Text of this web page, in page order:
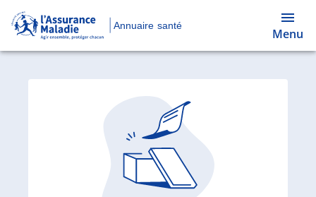
Annuaire santé
Menu